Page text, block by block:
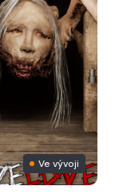
Ve vývoji